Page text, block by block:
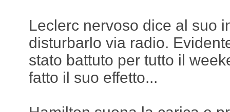
Leclerc nervoso dice al suo
disturbarlo via radio.
stato battuto per tutto il
fatto il suo effetto...